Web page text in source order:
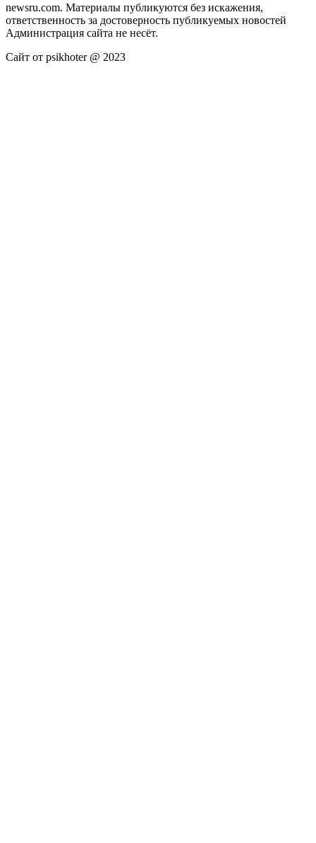
newsru.com. Материалы публикуются без искажения,
ответственность за достоверность публикуемых новостей
Администрация сайта не несёт.
Сайт от psikhoter @ 2023